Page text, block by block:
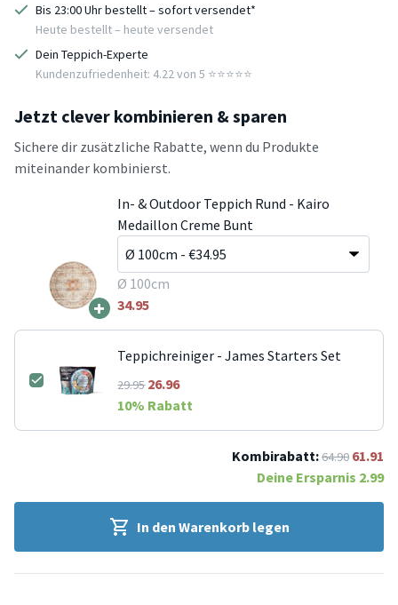
Bis 23:00 Uhr bestellt – sofort versendet*
Heute bestellt – heute versendet
Dein Teppich-Experte
Kundenzufriedenheit: 4.22 von 5 ⭐️⭐️⭐️⭐️⭐️
Jetzt clever kombinieren & sparen
Sichere dir zusätzliche Rabatte, wenn du Produkte
miteinander kombinierst.
+
In- & Outdoor Teppich Rund - Kairo
Medaillon Creme Bunt
Ø 100cm
34.95
Teppichreiniger - James Starters Set
29.9526.96
10% Rabatt
Kombirabatt:64.90 61.91
Deine Ersparnis 2.99
In den Warenkorb legen